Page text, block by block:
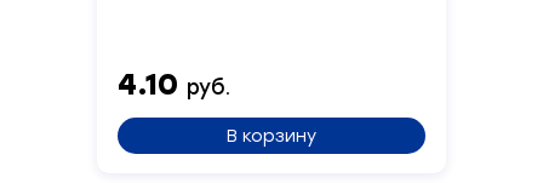
4.10 руб.
В корзину